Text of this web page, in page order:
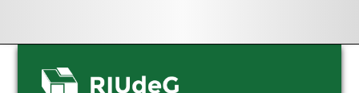
Skip
navigation